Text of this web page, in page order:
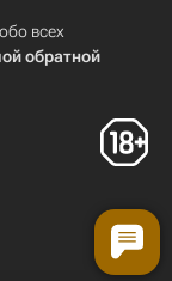
всех
обратной